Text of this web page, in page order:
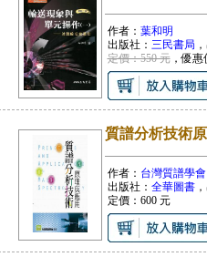
作者： 葉和明
出版社： 三民書局
定價：550 元，優惠
質譜分析技術
作者： 台灣質譜學會
出版社： 全華圖書
定價： 600元